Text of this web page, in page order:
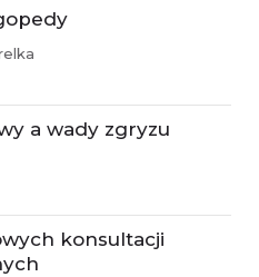
a wady zgryzu
konsultacji